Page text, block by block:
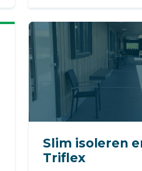
Slim isoleren
Triflex